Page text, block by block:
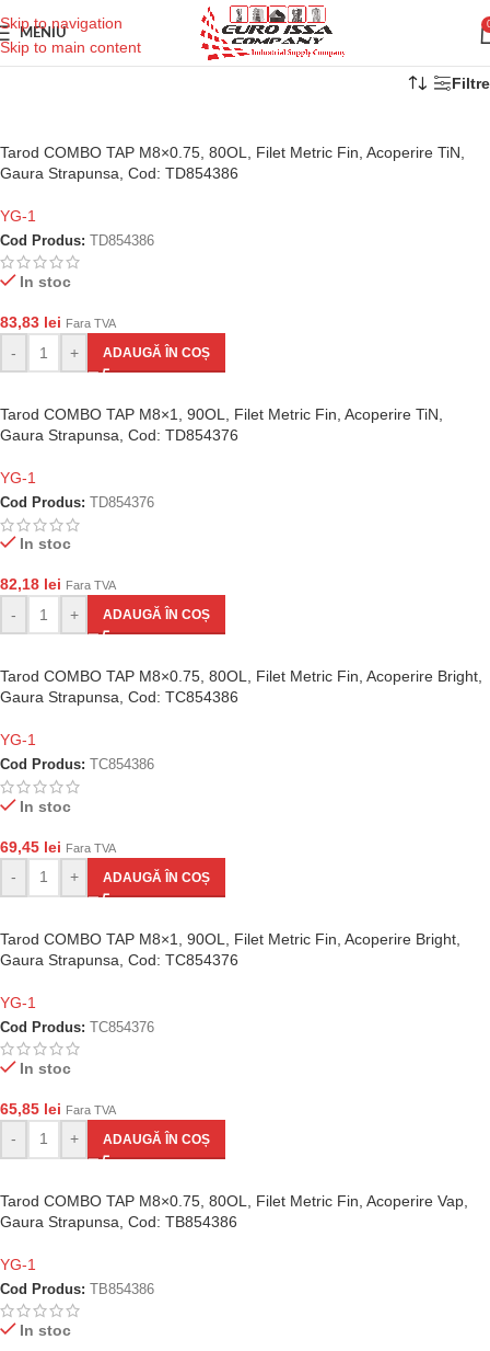
Skip to navigation
Skip to main content
MENIU
Filtre
Tarod COMBO TAP M8×0.75, 80OL, Filet Metric Fin, Acoperire TiN,
Gaura Strapunsa, Cod: TD854386
YG-1
Cod Produs: TD854386
In stoc
83,83 lei Fara TVA
- + ADAUGĂ ÎN COȘ
Tarod COMBO TAP M8×1, 90OL, Filet Metric Fin, Acoperire TiN,
Gaura Strapunsa, Cod: TD854376
YG-1
Cod Produs: TD854376
In stoc
82,18 lei Fara TVA
- + ADAUGĂ ÎN COȘ
Tarod COMBO TAP M8×0.75, 80OL, Filet Metric Fin, Acoperire Bright,
Gaura Strapunsa, Cod: TC854386
YG-1
Cod Produs: TC854386
In stoc
69,45 lei Fara TVA
- + ADAUGĂ ÎN COȘ
Tarod COMBO TAP M8×1, 90OL, Filet Metric Fin, Acoperire Bright,
Gaura Strapunsa, Cod: TC854376
YG-1
Cod Produs: TC854376
In stoc
65,85 lei Fara TVA
- + ADAUGĂ ÎN COȘ
Tarod COMBO TAP M8×0.75, 80OL, Filet Metric Fin, Acoperire Vap,
Gaura Strapunsa, Cod: TB854386
YG-1
Cod Produs: TB854386
In stoc